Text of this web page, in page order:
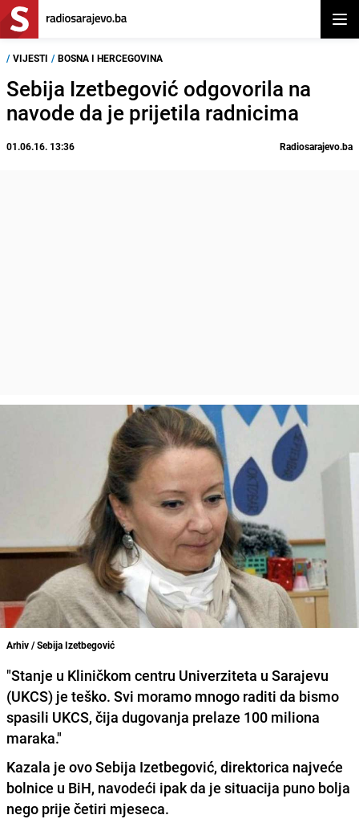
/ VIJESTI / BOSNA I HERCEGOVINA
Sebija Izetbegović odgovorila na
navode da je prijetila radnicima
01.06.16. 13:36 Radiosarajevo.ba
Arhiv / Sebija Izetbegović
"Stanje u Kliničkom centru Univerziteta u Sarajevu
(UKCS) je teško. Svi moramo mnogo raditi da bismo
spasili UKCS, čija dugovanja prelaze 100 miliona
maraka."
Kazala je ovoSebija Izetbegović, direktorica najveće
bolnice u BiH, navodeći ipak da je situacija puno bolja
nego prije četiri mjeseca.